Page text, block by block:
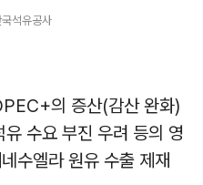
석유공사
의 증산(감산 완화)
수요 부진 우려 등의 영
수엘라 원유 수출 제재